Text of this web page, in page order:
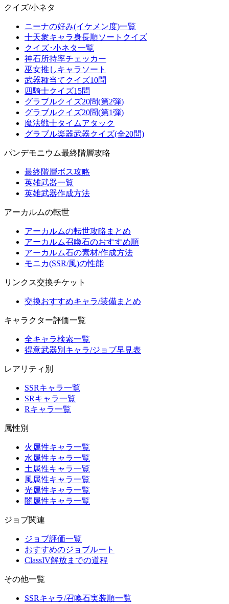
クイズ/小ネタ
ニーナの好み(イケメン度)一覧
十天衆キャラ身長順ソートクイズ
クイズ･小ネタ一覧
神石所持率チェッカー
巫女推しキャラソート
武器種当てクイズ10問
四騎士クイズ15問
グラブルクイズ20問(第2弾)
グラブルクイズ20問(第1弾)
魔法戦士タイムアタック
グラブル楽器武器クイズ(全20問)
パンデモニウム最終階層攻略
最終階層ボス攻略
英雄武器一覧
英雄武器作成方法
アーカルムの転世
アーカルムの転世攻略まとめ
アーカルム召喚石のおすすめ順
アーカルム石の素材/作成方法
モニカ(SSR/風)の性能
リンクス交換チケット
交換おすすめキャラ/装備まとめ
キャラクター評価一覧
全キャラ検索一覧
得意武器別キャラ/ジョブ早見表
レアリティ別
SSRキャラ一覧
SRキャラ一覧
Rキャラ一覧
属性別
火属性キャラ一覧
水属性キャラ一覧
土属性キャラ一覧
風属性キャラ一覧
光属性キャラ一覧
闇属性キャラ一覧
ジョブ関連
ジョブ評価一覧
おすすめのジョブルート
ClassIV解放までの道程
その他一覧
SSRキャラ/召喚石実装順一覧